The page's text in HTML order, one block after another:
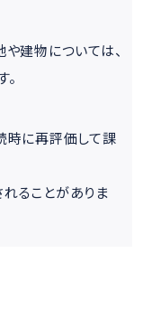
建物については、
時に再評価して課
ることがありま